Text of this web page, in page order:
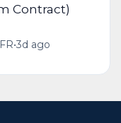
Contract)
•3d ago